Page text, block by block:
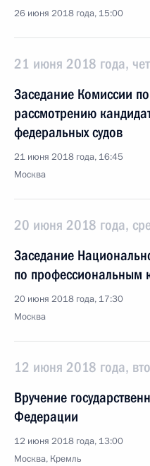
26 июня 2018 года, 15:00
21 июня 2018 года,
Заседание Комиссии
рассмотрению
федеральных судов
21 июня 2018 года, 16:45
Москва
20 июня 2018 года,
Заседание
по профессиональным
20 июня 2018 года, 17:30
Москва
12 июня 2018 года,
Вручение
Федерации
12 июня 2018 года, 13:00
Москва, Кремль